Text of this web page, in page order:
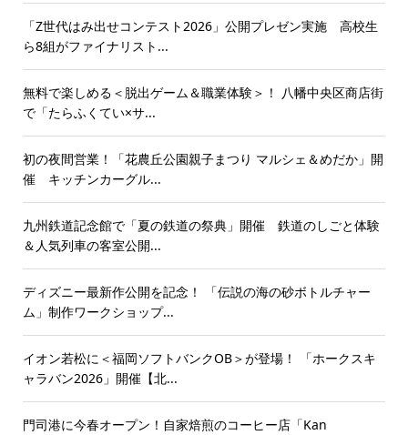
「Z世代はみ出せコンテスト2026」公開プレゼン実施 高校生
ら8組がファイナリスト...
無料で楽しめる＜脱出ゲーム＆職業体験＞！ 八幡中央区商店街
で「たらふくてい×サ...
初の夜間営業！「花農丘公園親子まつり マルシェ＆めだか」開
催 キッチンカーグル...
九州鉄道記念館で「夏の鉄道の祭典」開催 鉄道のしごと体験
＆人気列車の客室公開...
ディズニー最新作公開を記念！ 「伝説の海の砂ボトルチャー
ム」制作ワークショップ...
イオン若松に＜福岡ソフトバンクOB＞が登場！ 「ホークスキ
ャラバン2026」開催【北...
門司港に今春オープン！自家焙煎のコーヒー店「Kan